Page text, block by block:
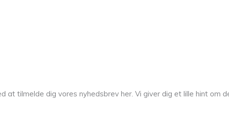
at tilmelde dig vores nyhedsbrev her. Vi giver dig et lille hint